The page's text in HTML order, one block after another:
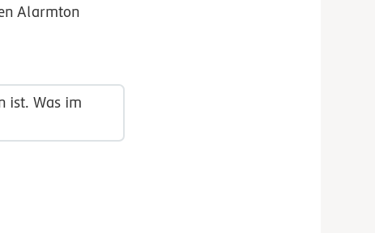
Alarmton
ist. Was im